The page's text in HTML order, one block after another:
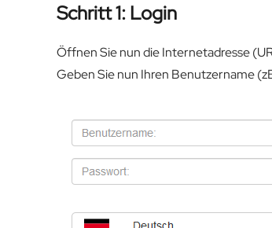
Schritt 1: Login
Öffnen Sie nun die Internetadresse
Geben Sie nun Ihren Benutzername